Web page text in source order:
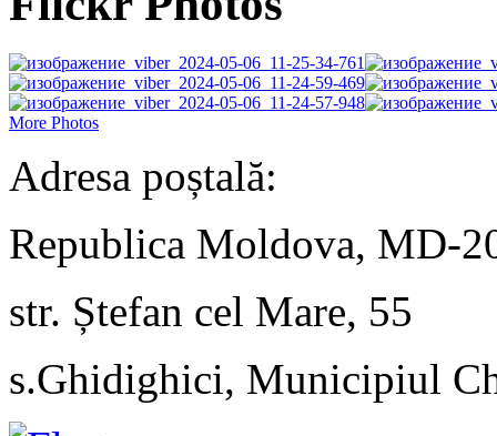
More Photos
Adresa poștală:
Republica Moldova, MD-
str. Ștefan cel Mare, 55
s.Ghidighici, Municipiul